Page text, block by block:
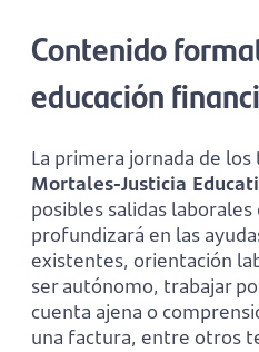
Contenido
educación
La primera jornada de
Mortales-Justicia
posibles salidas
profundizará en las
existentes, orientación
ser autónomo, trabajar
cuenta ajena o
una factura, entre otros